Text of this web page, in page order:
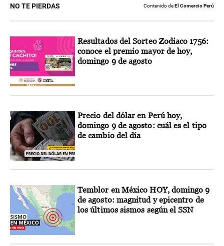
NO TE PIERDAS Contenido deEl Comercio Perú
Resultados del Sorteo Zodiaco 1756:
conoce el premio mayor de hoy,
domingo 9 de agosto
Precio del dólar en Perú hoy,
domingo 9 de agosto: cuál es el tipo
de cambio del día
Temblor en México HOY, domingo 9
de agosto: magnitud y epicentro de
los últimos sismos según el SSN